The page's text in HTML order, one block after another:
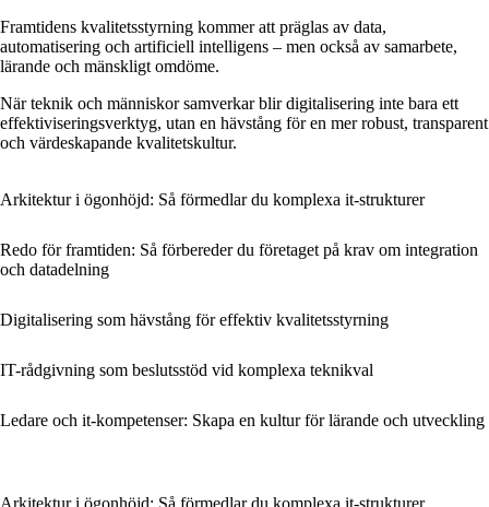
Framtidens kvalitetsstyrning kommer att präglas av data,
automatisering och artificiell intelligens – men också av samarbete,
lärande och mänskligt omdöme.
När teknik och människor samverkar blir digitalisering inte bara ett
effektiviseringsverktyg, utan en hävstång för en mer robust, transparent
och värdeskapande kvalitetskultur.
Arkitektur i ögonhöjd: Så förmedlar du komplexa it-strukturer
Redo för framtiden: Så förbereder du företaget på krav om integration
och datadelning
Digitalisering som hävstång för effektiv kvalitetsstyrning
IT-rådgivning som beslutsstöd vid komplexa teknikval
Ledare och it-kompetenser: Skapa en kultur för lärande och utveckling
Arkitektur i ögonhöjd: Så förmedlar du komplexa it-strukturer